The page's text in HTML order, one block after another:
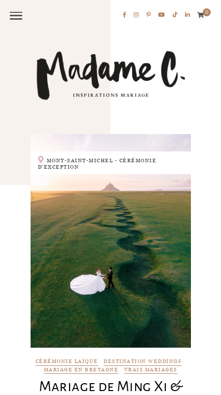
0
MONT-SAINT-MICHEL - CÉRÉMONIE
D'EXCEPTION
CÉRÉMONIE LAÏQUE
DESTINATION WEDDINGS
MARIAGE EN BRETAGNE
VRAIS MARIAGES
Mariage de Ming Xi &